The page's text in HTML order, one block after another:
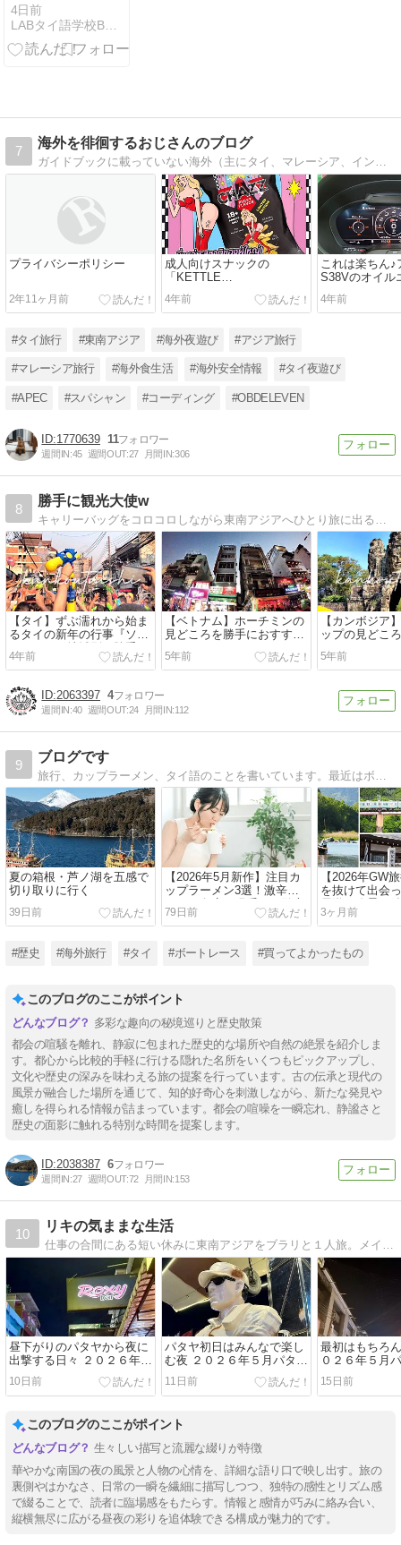
KISSA」まる
で日本の純喫
茶？懐かしさ
4日前
LABタイ語学校BLOG
7
海外を徘徊するおじさんのブログ
ガイドブックに載っていない海外（主にタイ、マレーシア、インドなどアジア）で経験したいろんな情報（生活・遊び・食事・動物など）を主に紹介していきます。 皆さん宜…
プライバシーポリシー
2年11ヶ月前
成人向けスナックの
「KETTLE
CHIPS」“PUS☆Y
FLAVOR”って、どんな味な
4年前
これは楽ちん♪
S38Vのオイル
交換
4年前
#タイ旅行 #東南アジア #海外夜遊び #アジア旅行
#マレーシア旅行 #海外食生活 #海外安全情報 #タイ夜遊び
#APEC #スパシャン #コーディング #OBDELEVEN
1770639 11
週間IN:45 週間OUT:27 月間IN:306
8
勝手に観光大使w
【タイ】ずぶ濡れから始ま
るタイの新年の行事『ソン
クラン』を地域別に勝手に
おすすめ！
4年前
【ベトナム】ホーチミンの
見どころを勝手におすす
め！
5年前
【カンボジア
ップの見どこ
すすめ！
5年前
2063397 4
週間IN:40 週間OUT:24 月間IN:112
9
ブログです
夏の箱根・芦ノ湖を五感で
切り取りに行く
39日前
​【2026年5月新作】注目カ
ップラーメン3選！激辛ロ
ゼから名店再現系まで徹底
紹介
79日前
【2026年GW
を抜けて出会
長瀞の絶景と
3ヶ月前
#歴史 #海外旅行 #タイ #ボートレース #買ってよかったもの
このブログのここがポイント
多彩な趣向の秘境巡りと歴史散策
都会の喧騒を離れ、静寂に包まれた歴史的な場所や自然の絶景を紹介しま
す。都心から比較的手軽に行ける隠れた名所をいくつもピックアップし、
文化や歴史の深みを味わえる旅の提案を行っています。古の伝承と現代の
風景が融合した場所を通じて、知的好奇心を刺激しながら、新たな発見や
癒しを得られる情報が詰まっています。都会の喧噪を一瞬忘れ、静謐さと
歴史の面影に触れる特別な時間を提案します。
2038387 6
週間IN:27 週間OUT:72 月間IN:153
10
リキの気ままな生活
昼下がりのパタヤから夜に
出撃する日々 ２０２６年５
月パタヤ旅行５
10日前
パタヤ初日はみんなで楽し
む夜 ２０２６年５月パタヤ
旅行４
11日前
最初はもちろ
０２６年５月
15日前
このブログのここがポイント
生々しい描写と流麗な綴りが特徴
華やかな南国の夜の風景と人物の心情を、詳細な語り口で映し出す。旅の
裏側やはかなさ、日常の一瞬を繊細に描写しつつ、独特の感性とリズム感
で綴ることで、読者に臨場感をもたらす。情報と感情が巧みに絡み合い、
縦横無尽に広がる昼夜の彩りを追体験できる構成が魅力的です。